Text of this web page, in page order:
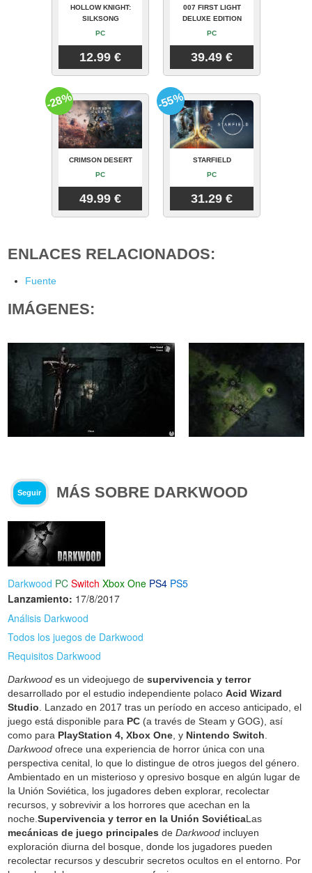
HOLLOW KNIGHT:
SILKSONG
PC
12.99 €
007 FIRST LIGHT
DELUXE EDITION
PC
39.49 €
CRIMSON DESERT
PC
49.99 €
-28%
STARFIELD
PC
31.29 €
-55%
ENLACES RELACIONADOS:
Fuente
IMÁGENES:
Seguir MÁS SOBRE DARKWOOD
Darkwood PC Switch Xbox One PS4 PS5
Lanzamiento: 17/8/2017
Análisis Darkwood
Todos los juegos de Darkwood
Requisitos Darkwood
Darkwood es un videojuego desupervivencia y terror
desarrollado por el estudio independiente polacoAcid Wizard
Studio . Lanzado en 2017 tras un período en acceso anticipado, el
juego está disponible para PC (a través de Steam y GOG), así
como para PlayStation 4, Xbox One , y Nintendo Switch
Darkwood ofrece una experiencia de horror única con una
perspectiva cenital, lo que lo distingue de otros juegos del género.
Ambientado en un misterioso y opresivo bosque en algún lugar de
la Unión Soviética, los jugadores deben explorar, recolectar
recursos, y sobrevivir a los horrores que acechan en la
noche.Supervivencia y terror en la Unión SoviéticaLas
mecánicas de juego principales deDarkwood incluyen
exploración diurna del bosque, donde los jugadores pueden
recolectar recursos y descubrir secretos ocultos en el entorno. Por